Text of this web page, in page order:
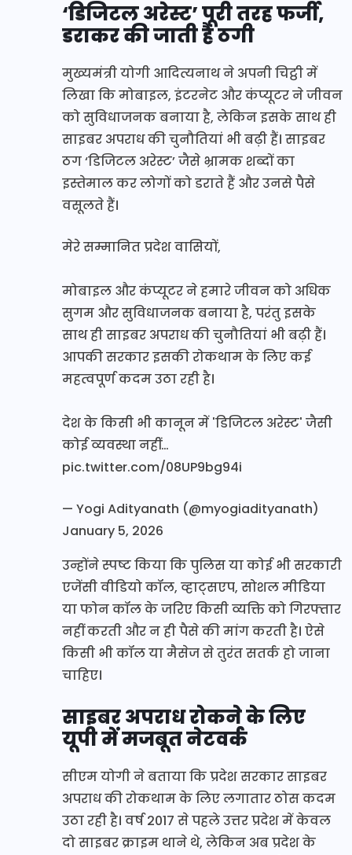
‘डिजिटल अरेस्ट’ पूरी तरह फर्जी,
डराकर की जाती है ठगी
मुख्यमंत्री योगी आदित्यनाथ ने अपनी चिट्ठी में
लिखा कि मोबाइल, इंटरनेट और कंप्यूटर ने जीवन
को सुविधाजनक बनाया है, लेकिन इसके साथ ही
साइबर अपराध की चुनौतियां भी बढ़ी हैं। साइबर
ठग ‘डिजिटल अरेस्ट’ जैसे भ्रामक शब्दों का
इस्तेमाल कर लोगों को डराते हैं और उनसे पैसे
वसूलते हैं।
मेरे सम्मानित प्रदेश वासियों,
मोबाइल और कंप्यूटर ने हमारे जीवन को अधिक
सुगम और सुविधाजनक बनाया है, परंतु इसके
साथ ही साइबर अपराध की चुनौतियां भी बढ़ी हैं।
आपकी सरकार इसकी रोकथाम के लिए कई
महत्वपूर्ण कदम उठा रही है।
देश के किसी भी कानून में 'डिजिटल अरेस्ट' जैसी
कोई व्यवस्था नहीं…
pic.twitter.com/08UP9bg94i
— Yogi Adityanath (@myogiadityanath)
January 5, 2026
उन्होंने स्पष्ट किया कि पुलिस या कोई भी सरकारी
एजेंसी वीडियो कॉल, व्हाट्सएप, सोशल मीडिया
या फोन कॉल के जरिए किसी व्यक्ति को गिरफ्तार
नहीं करती और न ही पैसे की मांग करती है। ऐसे
किसी भी कॉल या मैसेज से तुरंत सतर्क हो जाना
चाहिए।
साइबर अपराध रोकने के लिए
यूपी में मजबूत नेटवर्क
सीएम योगी ने बताया कि प्रदेश सरकार साइबर
अपराध की रोकथाम के लिए लगातार ठोस कदम
उठा रही है। वर्ष 2017 से पहले उत्तर प्रदेश में केवल
दो साइबर क्राइम थाने थे, लेकिन अब प्रदेश के